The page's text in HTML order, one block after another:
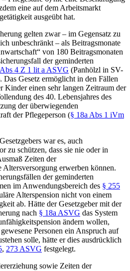
eine auf dem Arbeitsmarkt
ausgeübt hat.
gelten zwar – im Gegensatz zu
unbeschränkt – als Beitragsmonate
von 180 Beitragsmonaten
der geminderten
4 Z 1 lit a ASVG (Panhölzl in SV-
Das Gesetz ermöglicht in den Fällen
Kinder einen sehr langen Zeitraum der
des 40. Lebensjahres des
der überwiegenden
der Pflegeperson (§ 18a Abs 1 iVm
war es, auch
zu schützen, dass sie nie oder in
Zeiten der
Altersversorgung erwerben können.
der geminderten
im Anwendungsbereich des § 255
Alterspension nicht von einem
ab. Hätte der Gesetzgeber mit der
nach § 18a ASVG das System
ändern wollen,
Personen ein Anspruch auf
solle, hätte er dies ausdrücklich
, 273 ASVG festgelegt.
sowie Zeiten der